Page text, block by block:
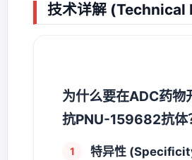
技术详解 (Technical
为什么要在ADC药物
抗PNU-159682抗体
特异性